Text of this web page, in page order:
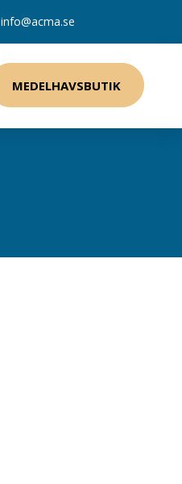
info@acma.se
MEDELHAVSBUTIK